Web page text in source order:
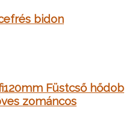
bidon
Füstcső hődob
zománcos